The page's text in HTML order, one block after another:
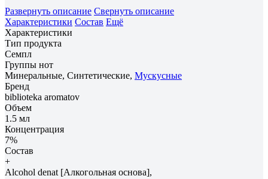
Развернуть описание Свернуть описание
Характеристики Состав Ещё
Характеристики
Тип продукта
Семпл
Группы нот
Минеральные, Синтетические, Мускусные
Бренд
biblioteka aromatov
Объем
1.5 мл
Концентрация
7%
Состав
+
Alcohol denat [Алкогольная основа],